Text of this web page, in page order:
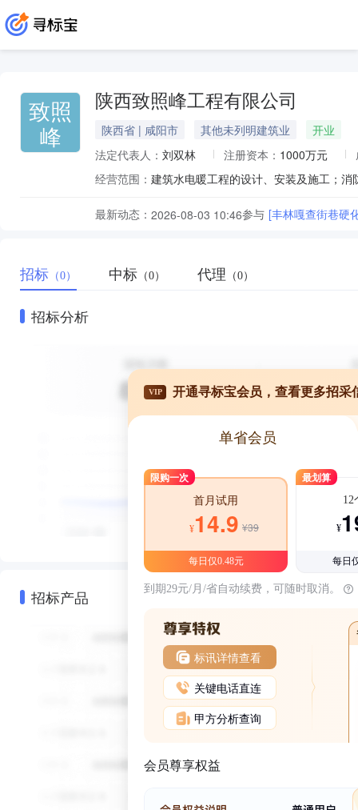
致照
峰
陕西致照峰工程有限公司
陕西省 | 咸阳市 其他未列明建筑业
开业
法定代表人： 刘双林 注册资本： 1000万元
经营范围：
最新动态： 2026-08-03 10:46参与 [丰林嘎查街巷硬
招标 （0） 中标 （0） 代理 （0）
招标分析
招标产品
VIP 开通寻标宝会员，查看更多招采
单省会员
限购一次
首月试用
¥14.9 ¥39
每日仅0.48元
最划算
12
¥
每日
到期29元/月/省自动续费，可随时取消。
标讯详情查看
关键电话直连
甲方分析查询
会员尊享权益